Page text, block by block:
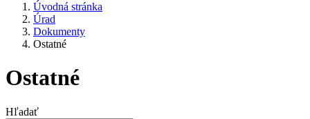
Úvodná stránka
Úrad
Dokumenty
Ostatné
Ostatné
Hľadať